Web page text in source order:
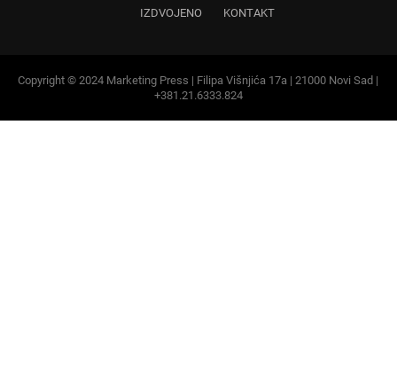
+381.21.6333.824